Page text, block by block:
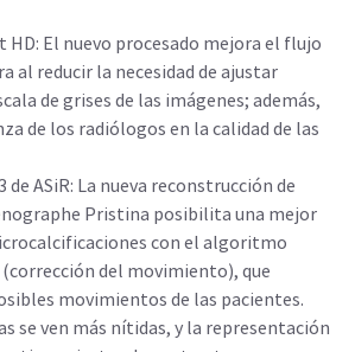
excepcional para una
diagnóstica
ingeniería se esfuerzan por desarrollar
para lograr una calidad de imagen
HD: El nuevo procesado mejora el flujo
al reducir la necesidad de ajustar